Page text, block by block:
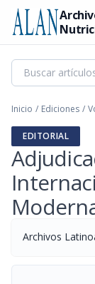
Inicio / Ediciones /
EDITORIAL
Archivos